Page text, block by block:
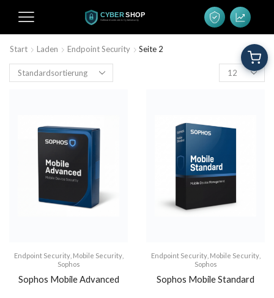
Start Laden Endpoint Security Seite 2
Endpoint Security, Mobile Security,
Sophos
Sophos Mobile Advanced
Endpoint Security, Mobile Security,
Sophos
Sophos Mobile Standard